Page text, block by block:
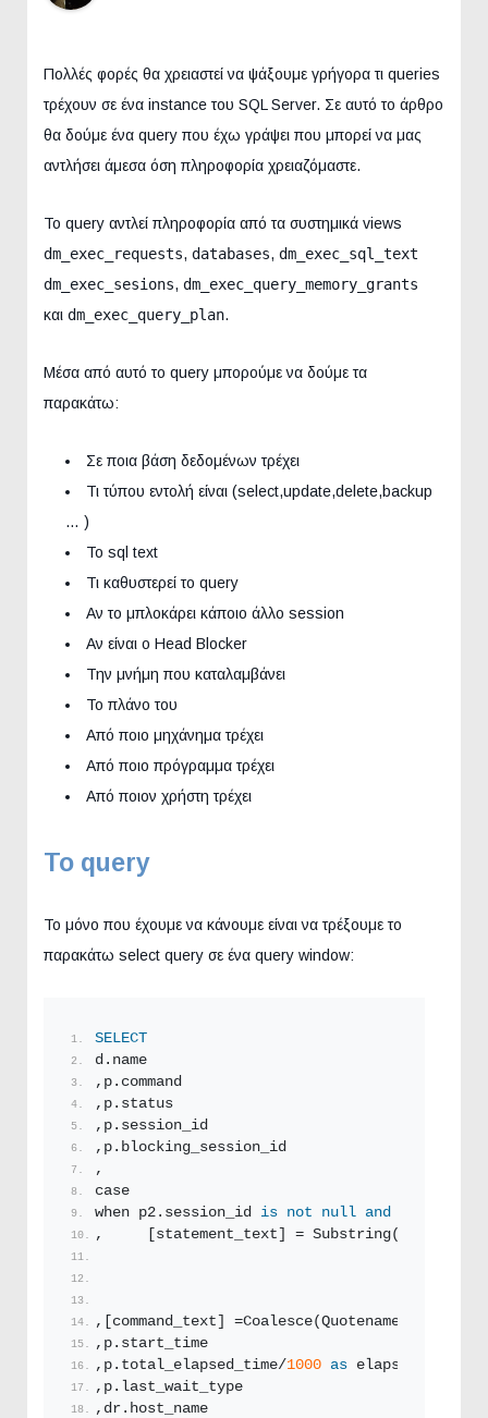
Πολλές φορές θα χρειαστεί να ψάξουμε γρήγορα τι queries
τρέχουν σε ένα instance του SQL Server. Σε αυτό το άρθρο
θα δούμε ένα query που έχω γράψει που μπορεί να μας
αντλήσει άμεσα όση πληροφορία χρειαζόμαστε.
To query αντλεί πληροφορία από τα συστημικά views
dm_exec_requests, databases, dm_exec_sql_text
dm_exec_sesions, dm_exec_query_memory_grants
και dm_exec_query_plan.
Μέσα από αυτό το query μπορούμε να δούμε τα
παρακάτω:
Σε ποια βάση δεδομένων τρέχει
Τι τύπου εντολή είναι (select,update,delete,backup
… )
Το sql text
Τι καθυστερεί το query
Αν το μπλοκάρει κάποιο άλλο session
Αν είναι ο Head Blocker
Την μνήμη που καταλαμβάνει
Το πλάνο του
Από ποιο μηχάνημα τρέχει
Από ποιο πρόγραμμα τρέχει
Από ποιον χρήστη τρέχει
To query
Το μόνο που έχουμε να κάνουμε είναι να τρέξουμε το
παρακάτω select query σε ένα query window:
SELECT
d.name
,p.command
,p.status
,p.session_id
,p.blocking_session_id
,
case
when p2.session_id is not null and
,     [statement_text] = Substring(t.
,[command_text]
,p.start_time
,p.total_elapsed_time/1000 as
,p.last_wait_type
,dr.host_name